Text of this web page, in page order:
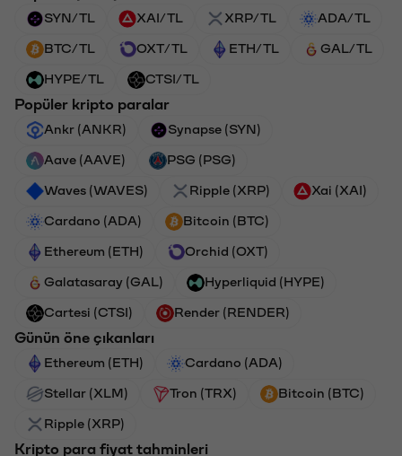
SYN/TL XAI/TL XRP/TL ADA/TL
BTC/TL OXT/TL ETH/TL GAL/TL
HYPE/TL CTSI/TL
Popüler kripto paralar
Ankr (ANKR) Synapse (SYN)
Aave (AAVE) PSG (PSG)
Waves (WAVES) Ripple (XRP) Xai (XAI)
Cardano (ADA) Bitcoin (BTC)
Ethereum (ETH) Orchid (OXT)
Galatasaray (GAL) Hyperliquid (HYPE)
Cartesi (CTSI) Render (RENDER)
Günün öne çıkanları
Ethereum (ETH) Cardano (ADA)
Stellar (XLM) Tron (TRX) Bitcoin (BTC)
Ripple (XRP)
Kripto para fiyat tahminleri